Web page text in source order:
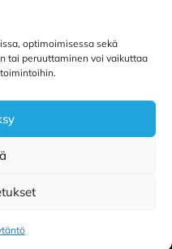
optimoimisessa sekä
tai peruuttaminen voi vaikuttaa
34
ja ylläpito